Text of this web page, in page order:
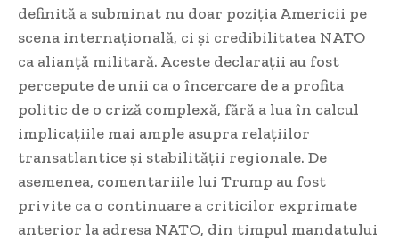
definită a subminat nu doar poziția Americii pe
scena internațională, ci și credibilitatea NATO
ca alianță militară. Aceste declarații au fost
percepute de unii ca o încercare de a profita
politic de o criză complexă, fără a lua în calcul
implicațiile mai ample asupra relațiilor
transatlantice și stabilității regionale. De
asemenea, comentariile lui Trump au fost
privite ca o continuare a criticilor exprimate
anterior la adresa NATO, din timpul mandatului